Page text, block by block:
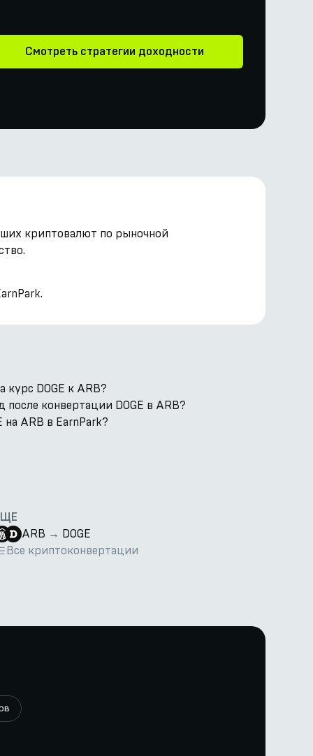
Смотреть стратегии доходности
криптовалют по рыночной
DOGE к ARB?
конвертации DOGE в ARB?
ARB в EarnPark?
ARB → DOGE
Все криптоконвертации